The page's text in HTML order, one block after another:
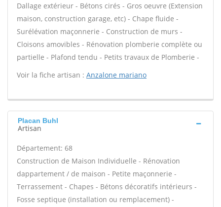
Dallage extérieur - Bétons cirés - Gros oeuvre (Extension
maison, construction garage, etc) - Chape fluide -
Surélévation maçonnerie - Construction de murs -
Cloisons amovibles - Rénovation plomberie complète ou
partielle - Plafond tendu - Petits travaux de Plomberie -
Voir la fiche artisan : Anzalone mariano
Placan Buhl
Artisan
Département: 68
Construction de Maison Individuelle - Rénovation
dappartement / de maison - Petite maçonnerie -
Terrassement - Chapes - Bétons décoratifs intérieurs -
Fosse septique (installation ou remplacement) -